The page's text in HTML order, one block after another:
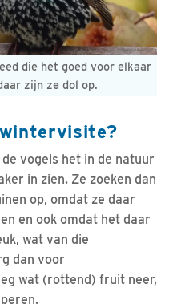
die het goed voor elkaar
zijn ze dol op.
vogels het in de natuur
in zien. Ze zoeken dan
op, omdat ze daar
en ook omdat het daar
wat van die
dan voor
wat (rottend) fruit neer,